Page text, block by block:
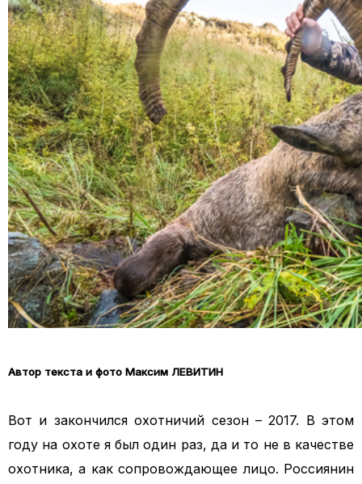
Автор текста и фото Максим ЛЕВИТИН
Вот и закончился охотничий сезон – 2017. В этом
году на охоте я был один раз, да и то не в качестве
охотника, а как сопровождающее лицо. Россиянин